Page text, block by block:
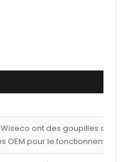
ont des goupilles
OEM pour le fonctionnement